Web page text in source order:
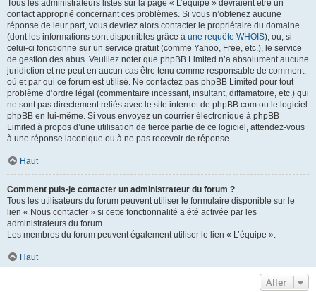
Tous les administrateurs listés sur la page « L’équipe » devraient être un
contact approprié concernant ces problèmes. Si vous n’obtenez aucune
réponse de leur part, vous devriez alors contacter le propriétaire du domaine
(dont les informations sont disponibles grâce à une requête WHOIS), ou, si
celui-ci fonctionne sur un service gratuit (comme Yahoo, Free, etc.), le service
de gestion des abus. Veuillez noter que phpBB Limited n’a absolument aucune
juridiction et ne peut en aucun cas être tenu comme responsable de comment,
où et par qui ce forum est utilisé. Ne contactez pas phpBB Limited pour tout
problème d’ordre légal (commentaire incessant, insultant, diffamatoire, etc.) qui
ne sont pas directement reliés avec le site internet de phpBB.com ou le logiciel
phpBB en lui-même. Si vous envoyez un courrier électronique à phpBB
Limited à propos d’une utilisation de tierce partie de ce logiciel, attendez-vous
à une réponse laconique ou à ne pas recevoir de réponse.
Haut
Comment puis-je contacter un administrateur du forum ?
Tous les utilisateurs du forum peuvent utiliser le formulaire disponible sur le
lien « Nous contacter » si cette fonctionnalité a été activée par les
administrateurs du forum.
Les membres du forum peuvent également utiliser le lien « L’équipe ».
Haut
Aller